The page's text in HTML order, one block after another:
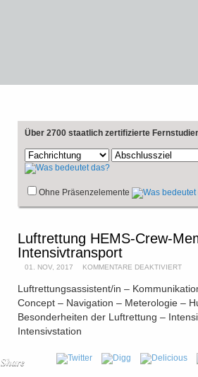
Über 2700 staatlich zertifizierte
Ohne Präsenzelemente
Luftrettung HEMS-Crew-
Intensivtransport
01. NOV, 2017 KOMMENTARE DEAKTIVIERT
Luftrettungsassistent/in –
Concept – Navigation – Meterologie –
Besonderheiten der Luftrettung –
Intensivstation
Share